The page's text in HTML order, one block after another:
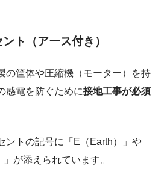
ト（アース付き）
の筐体や圧縮機（モーター）を持
感電を防ぐために接地工事が必須
ントの記号に「E（Earth）」や
」が添えられています。